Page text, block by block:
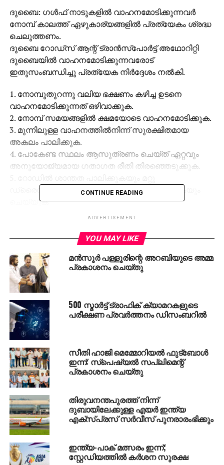
ദുബൈ: ഗള്‍ഫ് നാടുകളില്‍ വാഹനമോടിക്കുന്നവര്‍
നോമ്പ് കാലത്ത് ഏഴുകാര്യങ്ങളില്‍ പ്രത്യേകം ശ്രദ്ധ
ചെലുത്തണം.
ദുബൈ റോഡ്‌സ് ആന്റ് ട്രാന്‍സ്‌പോര്‍ട്ട് അഥോറിറ്റി
ദുബൈയില്‍ വാഹനമോടിക്കുന്നവരോട്
ഇതുസംബന്ധിച്ചു പ്രത്യേക നിര്‍ദ്ദേശം നല്‍കി.
1. നോമ്പുതുറന്നു വലിയ ഭക്ഷണം കഴിച്ച ഉടനെ
വാഹനമോടിക്കുന്നത് ഒഴിവാക്കുക.
2. നോമ്പ് സമയങ്ങളില്‍ ക്ഷമയോടെ വാഹനമോടിക്കുക.
3. മുന്നിലുള്ള വാഹനത്തില്‍നിന്ന് സുരക്ഷിതമായ
അകലം പാലിക്കുക.
4. പോകേണ്ട സ്ഥലം ആസൂത്രണം ചെയ്ത് ഏറ്റവും
അനുയോജ്യമായ ഗതാഗത രീതി തിരഞ്ഞെടുക്കുക.
ഡ്രൈവര്‍മാരുമായുള്ള തര്‍ക്കങ്ങള്‍ ഒഴിവാക്കുകയും
ചെയ്യുക
6. പുണ്യമാസത്തില്‍ സഹിഷ്ണുതയും ബഹുമാനവും
7. എസി പ്രവര്‍ത്തിപ്പിച്ചു ഗ്ലാസ്സുകള്‍ പൂര്‍ണ്ണമായി
ശ്വാസംമുട്ടലിനും മരണത്തിനുംവരെ കാരണമായേക്കും
RELATED TOPICS:
UP NEXT
വയനാട്ടില്‍ ലഹരി മരുന്ന് പരിശോധനക്കിടെ
ആക്രമണം; എക്‌സൈസ് ഉദ്യോഗസ്ഥനെ
ബൈക്ക് ഇടിച്ച് വീഴ്ത്തി
DON'T MISS
രാജസ്ഥാന്‍ നിയമസഭയില്‍ കോണ്‍ഗ്രസ്
എംഎല്‍എയെ പാകിസ്താനിയെന്ന് വിളിച്ച്
ബിജെപി എംഎല്‍എ
CONTINUE READING
ADVERTISEMENT
YOU MAY LIKE
മൻസൂർ പള്ളൂരിന്റെ അറബിയുടെ അമ്മ
പ്രകാശനം ചെയ്തു
500 സ്മാര്‍ട്ട് ട്രാഫിക് ക്യാമറകളുടെ
പരീക്ഷണ പ്രവര്‍ത്തനം ഡിസംബറില്‍
സീതി ഹാജി മെമ്മോറിയൽ ഫുട്ബോൾ
ഇന്ന്: സ്പെഷ്യൽ സപ്ലിമെന്റ്
പ്രകാശനം ചെയ്തു
തിരുവനന്തപുരത്ത് നിന്ന്
ദുബായിലേക്കുള്ള എയര്‍ ഇന്ത്യ
എക്‌സ്പ്രസ് സര്‍വീസ് പുനരാരംഭിക്കും
ഇന്ത്യ-പാക് മത്സരം ഇന്ന്;
സ്റ്റേഡിയത്തിൽ കർശന സുരക്ഷ